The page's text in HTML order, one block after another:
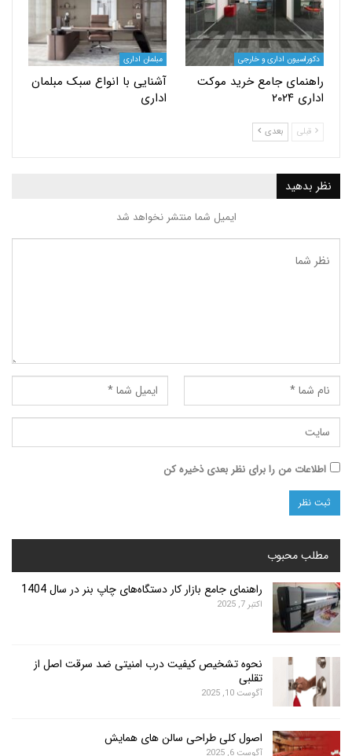
اداری و خارجی
جامع خرید موکت
مبلمان اداری
آشنایی با انواع سبک مبلمان
بعدی
ایمیل شما منتشر نخواهد شد
من را برای نظر بعدی ذخیره کن
راهنمای جامع بازار کار دستگاه‌های چاپ بنر در سال 1404
اکتبر 7, 2025
نحوه تشخیص کیفیت درب امنیتی ضد سرقت اصل از
تقلبی
آگوست 10, 2025
اصول کلی طراحی سالن های همایش